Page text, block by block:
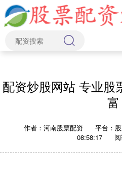
配资炒股网站 专业股
富
作者：河南股票配资 平台：
08:58:17